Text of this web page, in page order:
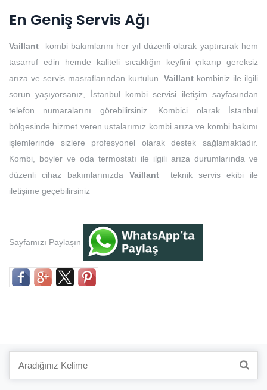
En Geniş Servis Ağı
Vaillant kombi bakımlarını her yıl düzenli olarak yaptırarak hem
tasarruf edin hemde kaliteli sıcaklığın keyfini çıkarıp gereksiz
arıza ve servis masraflarından kurtulun. Vaillant kombiniz ile ilgili
sorun yaşıyorsanız, İstanbul kombi servisi iletişim sayfasından
telefon numaralarını görebilirsiniz. Kombici olarak İstanbul
bölgesinde hizmet veren ustalarımız kombi arıza ve kombi bakımı
işlemlerinde sizlere profesyonel olarak destek sağlamaktadır.
Kombi, boyler ve oda termostatı ile ilgili arıza durumlarında ve
düzenli cihaz bakımlarınızda Vaillantteknik servis ekibi ile
iletişime geçebilirsiniz
Sayfamızı Paylaşın